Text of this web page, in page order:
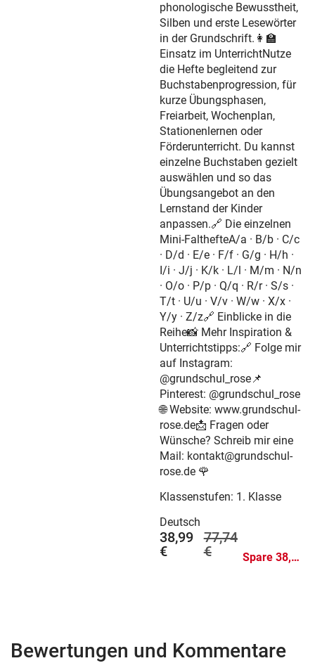
phonologische Bewusstheit,
Silben und erste Lesewörter
in der Grundschrift.👩‍🏫
Einsatz im UnterrichtNutze
die Hefte begleitend zur
Buchstabenprogression, für
kurze Übungsphasen,
Freiarbeit, Wochenplan,
Stationenlernen oder
Förderunterricht. Du kannst
einzelne Buchstaben gezielt
auswählen und so das
Übungsangebot an den
Lernstand der Kinder
anpassen.🔗 Die einzelnen
Mini-FalthefteA/a · B/b · C/c
· D/d · E/e · F/f · G/g · H/h ·
I/i · J/j · K/k · L/l · M/m · N/n
· O/o · P/p · Q/q · R/r · S/s ·
T/t · U/u · V/v · W/w · X/x ·
Y/y · Z/z🔗 Einblicke in die
Reihe📸 Mehr Inspiration &
Unterrichtstipps:🔗 Folge mir
auf Instagram:
@grundschul_rose📌
Pinterest: @grundschul_rose
🌐 Website: www.grundschul-
rose.de📩 Fragen oder
Wünsche? Schreib mir eine
Mail: kontakt@grundschul-
rose.de 🌹
Klassenstufen: 1. Klasse
Deutsch
38,99
€
77,74
€
Spare 38,75 €
Bewertungen und Kommentare